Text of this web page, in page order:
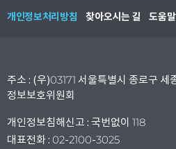
개인정보처리방침 찾아오시는 길 도움말
주소 : (우)03171 서울특별시 종로구
정보보호위원회
개인정보침해신고 : 국번없이 118
대표전화 : 02-2100-3025